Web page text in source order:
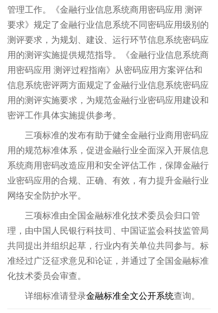
管理工作。《金融行业信息系统商用密码应用 测评
要求》规定了金融行业信息系统不同密码应用级别的
测评要求，为规划、建设、运行环节信息系统密码应
用的测评实施提供规范指导。《金融行业信息系统商
用密码应用 测评过程指南》从密码应用方案评估和
信息系统密评两方面规定了金融行业信息系统密码应
用的测评实施要求，为规范金融行业密码应用建设和
密评工作具体实施提供参考。
三项标准的发布有助于健全金融行业商用密码应
用的规范标准体系，促进金融行业全面深入开展信息
系统商用密码改造应用和安全评估工作，保障金融行
业密码应用的合规、正确、有效，有力提升金融行业
网络安全防护水平。
三项标准由全国金融标准化技术委员会归口管
理，由中国人民银行科技司、中国证监会科技监管局
共同提出并组织起草，行业内有关单位共同参与。标
准经过广泛征求意见和论证，并通过了全国金融标准
化技术委员会审查。
详细标准请登录金融标准全文公开系统查询。